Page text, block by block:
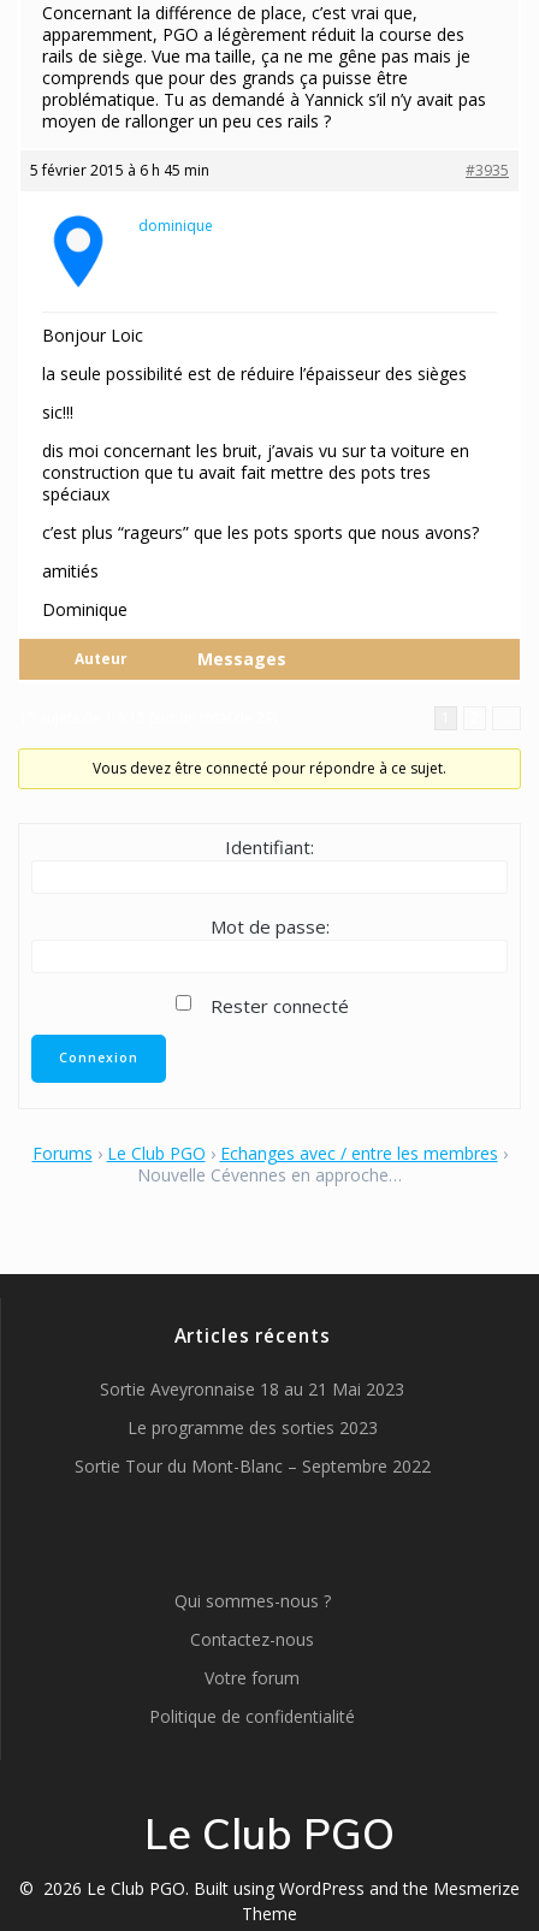
Concernant la différence de place, c’est vrai que,
apparemment, PGO a légèrement réduit la course des
rails de siège. Vue ma taille, ça ne me gêne pas mais je
comprends que pour des grands ça puisse être
problématique. Tu as demandé à Yannick s’il n’y avait pas
moyen de rallonger un peu ces rails ?
5 février 2015 à 6 h 45 min #3935
dominique
Bonjour Loic
la seule possibilité est de réduire l’épaisseur des sièges
sic!!!
dis moi concernant les bruit, j’avais vu sur ta voiture en
construction que tu avait fait mettre des pots tres
spéciaux
c’est plus “rageurs” que les pots sports que nous avons?
amitiés
Dominique
Auteur Messages
Vous devez être connecté pour répondre à ce sujet.
Identifiant:
Mot de passe:
Rester connecté
Connexion
Forums › Le Club PGO › Echanges avec / entre les membres ›
Nouvelle Cévennes en approche…
Articles récents
Sortie Aveyronnaise 18 au 21 Mai 2023
Le programme des sorties 2023
Sortie Tour du Mont-Blanc – Septembre 2022
Qui sommes-nous ?
Contactez-nous
Votre forum
Politique de confidentialité
Le Club PGO
© 2026 Le Club PGO. Built using WordPress and the Mesmerize
Theme